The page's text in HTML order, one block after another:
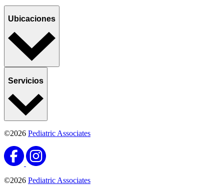
Ubicaciones
Servicios
©2026 Pediatric Associates
©2026 Pediatric Associates